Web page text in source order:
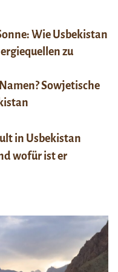
Wie Usbekistan
zu
Sowjetische
in Usbekistan
wofür ist er